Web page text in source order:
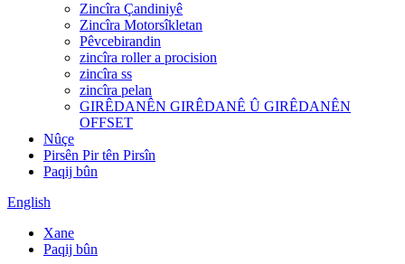
Zincîra Çandiniyê
Zincîra Motorsîkletan
Pêvcebirandin
zincîra roller a procision
zincîra ss
zincîra pelan
GIRÊDANÊN GIRÊDANÊ Û GIRÊDANÊN
OFFSET
Nûçe
Pirsên Pir tên Pirsîn
Paqij bûn
English
Xane
Paqij bûn